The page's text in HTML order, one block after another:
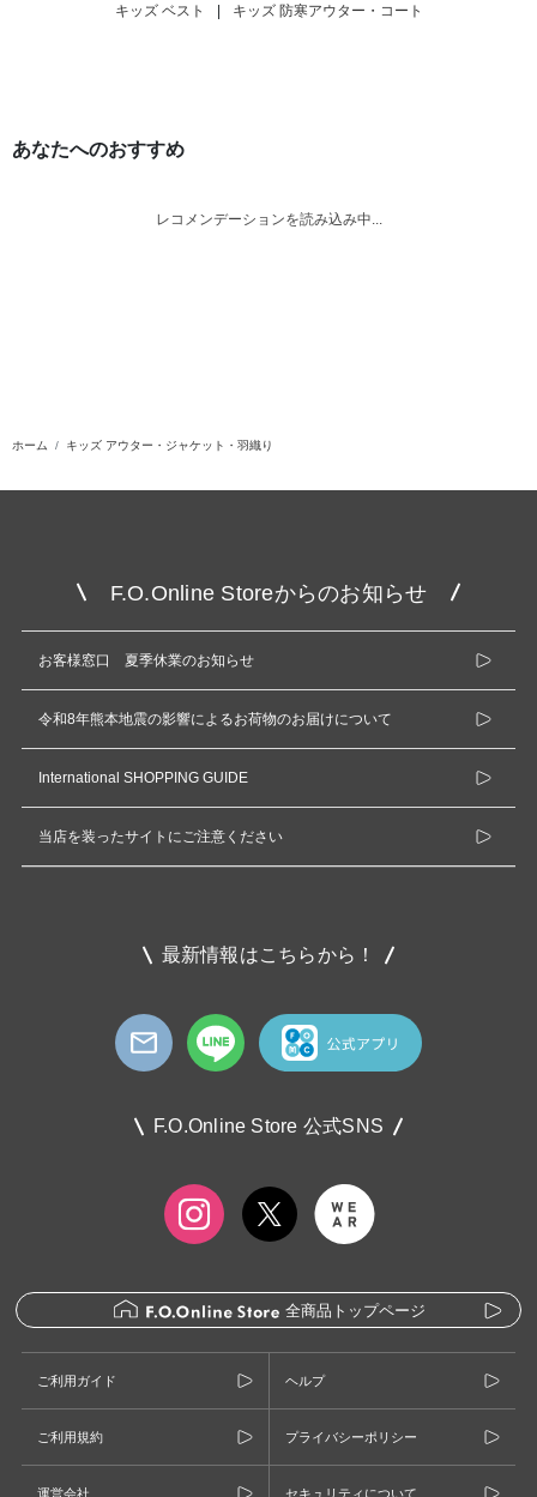
キッズ ベスト | キッズ 防寒アウター・コート
あなたへのおすすめ
レコメンデーションを読み込み中...
ホーム キッズ アウター・ジャケット・羽織り
F.O.Online Storeからのお知らせ
お客様窓口 夏季休業のお知らせ
令和8年熊本地震の影響によるお荷物のお届けについて
International SHOPPING GUIDE
当店を装ったサイトにご注意ください
最新情報はこちらから！
F.O.Online Store 公式SNS
全商品トップページ
ご利用ガイド ヘルプ
ご利用規約 プライバシーポリシー
運営会社 セキュリティについて